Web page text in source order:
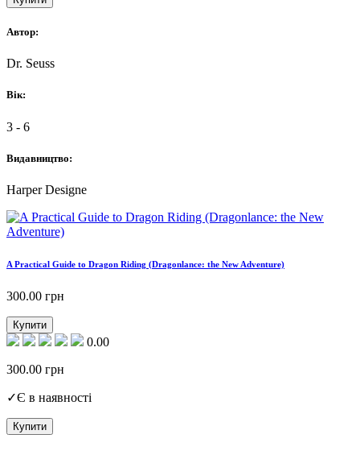
Автор:
Dr. Seuss
Вік:
3 - 6
Видавництво:
Harper Designe
A Practical Guide to Dragon Riding (Dragonlance: the New Adventure)
300.00 грн
Купити
0.00
300.00 грн
✓Є в наявності
Купити